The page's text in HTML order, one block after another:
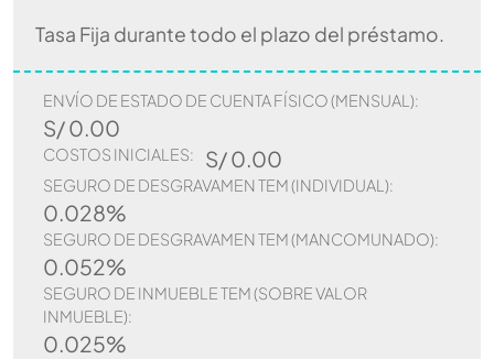
Tasa Fija durante todo el plazo del préstamo.
ENVÍO DE ESTADO DE CUENTA FÍSICO (MENSUAL):
S/ 0.00
COSTOS INICIALES: S/ 0.00
SEGURO DE DESGRAVAMEN TEM (INDIVIDUAL):
0.028%
SEGURO DE DESGRAVAMEN TEM (MANCOMUNADO):
0.052%
SEGURO DE INMUEBLE TEM (SOBRE VALOR
INMUEBLE):
0.025%